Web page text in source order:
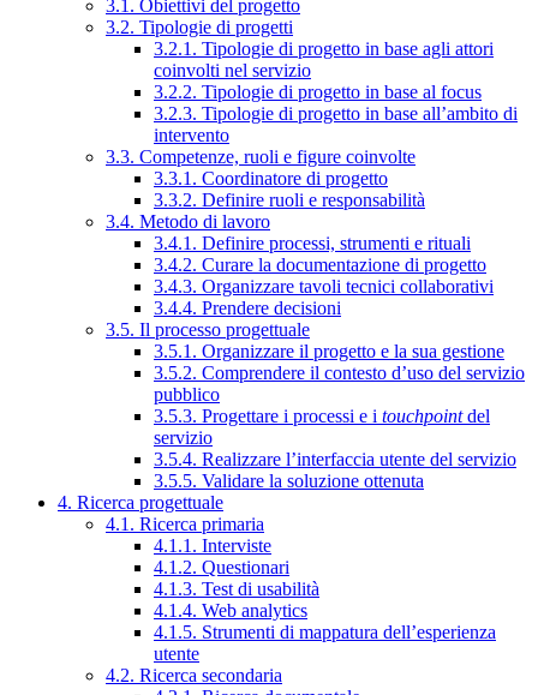
3.1. Obiettivi del progetto
3.2. Tipologie di progetti
3.2.1. Tipologie di progetto in base agli attori
coinvolti nel servizio
3.2.2. Tipologie di progetto in base al focus
3.2.3. Tipologie di progetto in base all’ambito di
intervento
3.3. Competenze, ruoli e figure coinvolte
3.3.1. Coordinatore di progetto
3.3.2. Definire ruoli e responsabilità
3.4. Metodo di lavoro
3.4.1. Definire processi, strumenti e rituali
3.4.2. Curare la documentazione di progetto
3.4.3. Organizzare tavoli tecnici collaborativi
3.4.4. Prendere decisioni
3.5. Il processo progettuale
3.5.1. Organizzare il progetto e la sua gestione
3.5.2. Comprendere il contesto d’uso del servizio
pubblico
3.5.3. Progettare i processi e i touchpointdel
servizio
3.5.4. Realizzare l’interfaccia utente del servizio
3.5.5. Validare la soluzione ottenuta
4. Ricerca progettuale
4.1. Ricerca primaria
4.1.1. Interviste
4.1.2. Questionari
4.1.3. Test di usabilità
4.1.4. Web analytics
4.1.5. Strumenti di mappatura dell’esperienza
utente
4.2. Ricerca secondaria